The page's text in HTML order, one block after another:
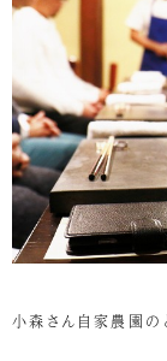
小森さん自家農園の